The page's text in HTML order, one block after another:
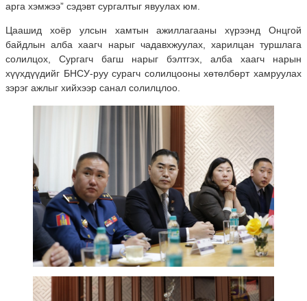
арга хэмжээ” сэдэвт сургалтыг явуулах юм.
Цаашид хоёр улсын хамтын ажиллагааны хүрээнд Онцгой
байдлын алба хаагч нарыг чадавхжуулах, харилцан туршлага
солилцох, Сургагч багш нарыг бэлтгэх, алба хаагч нарын
хүүхдүүдийг БНСУ-руу сурагч солилцооны хөтөлбөрт хамруулах
зэрэг ажлыг хийхээр санал солилцлоо.